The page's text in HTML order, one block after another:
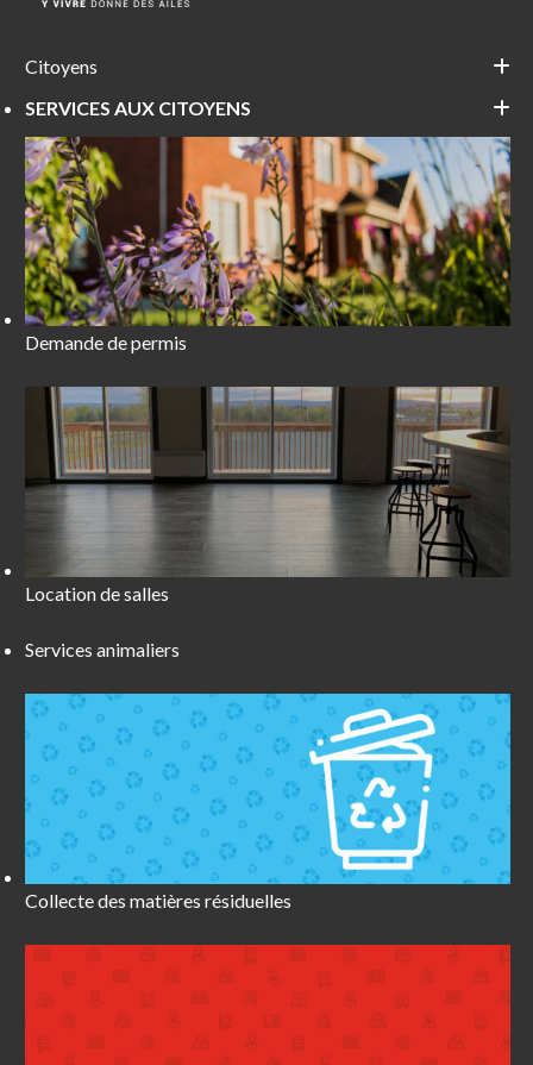
Citoyens
SERVICES AUX CITOYENS
Demande de permis
Location de salles
Services animaliers
Collecte des matières résiduelles